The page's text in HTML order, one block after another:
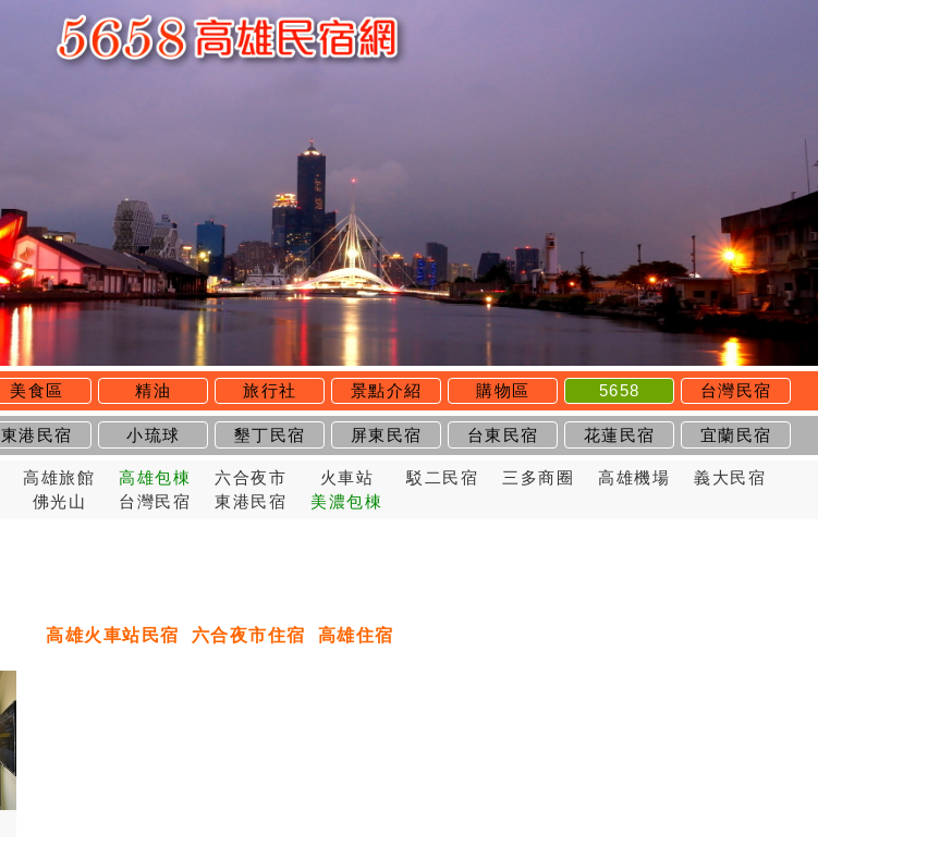
美食區 精油 旅行社 景點介紹 購物區 5658 台灣民宿
東港民宿 小琉球 墾丁民宿 屏東民宿 台東民宿 花蓮民宿 宜蘭民宿
高雄旅館 高雄包棟 六合夜市 火車站 駁二民宿 三多商圈 高雄機場
義大民宿
佛光山 台灣民宿 東港民宿 美濃包棟
高雄火車站民宿 六合夜市住宿 高雄住宿